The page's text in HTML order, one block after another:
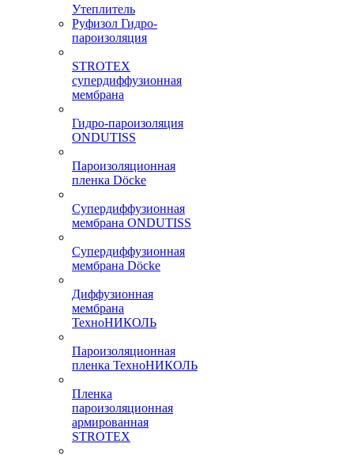
Утеплитель
Руфизол Гидро-
пароизоляция
STROTEX
супердиффузионная
мембрана
Гидро-пароизоляция
ONDUTISS
Пароизоляционная
пленка Döcke
Супердиффузионная
мембрана ONDUTISS
Супердиффузионная
мембрана Döcke
Диффузионная
мембрана
ТехноНИКОЛЬ
Пароизоляционная
пленка ТехноНИКОЛЬ
Пленка
пароизоляционная
армированная
STROTEX